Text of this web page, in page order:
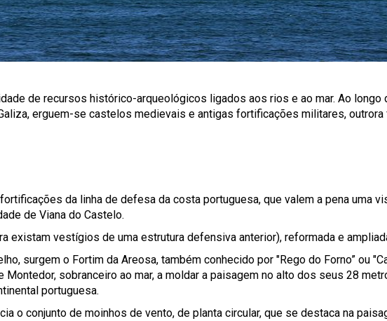
de recursos histórico-arqueológicos ligados aos rios e ao mar. Ao longo
erguem-se castelos medievais e antigas fortificações militares,
da linha de defesa da costa portuguesa, que valem a pena uma
de Viana do Castelo.
existam vestígios de uma estrutura defensiva anterior), reformada e
surgem o Fortim da Areosa, também conhecido por "Rego do Forno” ou
Montedor, sobranceiro ao mar, a moldar a paisagem no alto dos seus 28
portuguesa.
o conjunto de moinhos de vento, de planta circular, que se destaca na